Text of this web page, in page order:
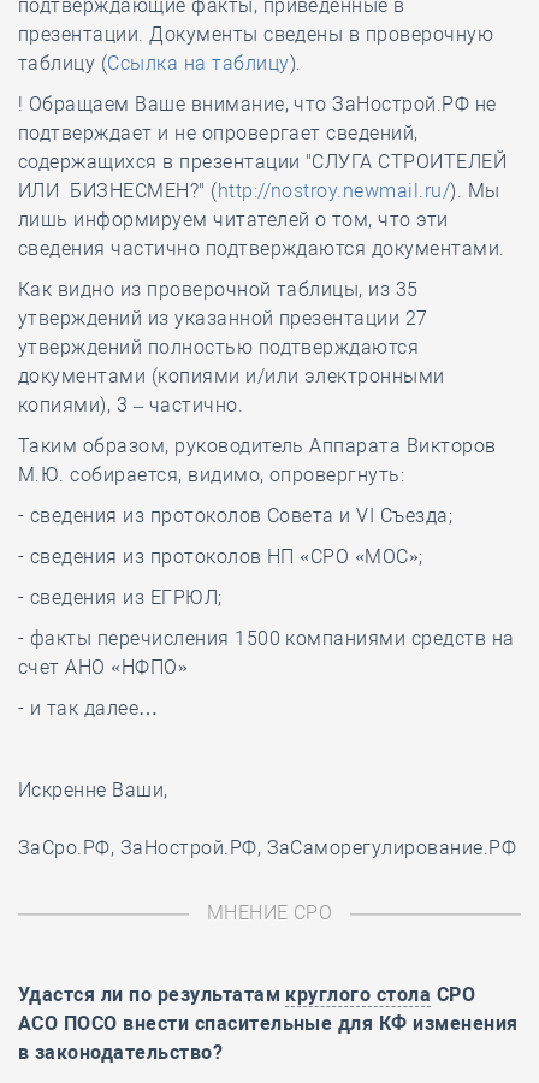
подтверждающие факты, приведенные в
презентации. Документы сведены в проверочную
таблицу (Ссылка на таблицу).
! Обращаем Ваше внимание, что ЗаНострой.РФ не
подтверждает и не опровергает сведений,
содержащихся в презентации "СЛУГА СТРОИТЕЛЕЙ
ИЛИ БИЗНЕСМЕН?" (http://nostroy.newmail.ru/). Мы
лишь информируем читателей о том, что эти
сведения частично подтверждаются документами.
Как видно из проверочной таблицы, из 35
утверждений из указанной презентации 27
утверждений полностью подтверждаются
документами (копиями и/или электронными
копиями), 3 – частично.
Таким образом, руководитель Аппарата Викторов
М.Ю. собирается, видимо, опровергнуть:
- сведения из протоколов Совета и VI Съезда;
- сведения из протоколов НП «СРО «МОС»;
- сведения из ЕГРЮЛ;
- факты перечисления 1500 компаниями средств на
счет АНО «НФПО»
- и так далее…
Искренне Ваши,
ЗаСро.РФ, ЗаНострой.РФ, ЗаСаморегулирование.РФ
МНЕНИЕ СРО
Удастся ли по результатам круглого стола СРО
АСО ПОСО внести спасительные для КФ изменения
в законодательство?